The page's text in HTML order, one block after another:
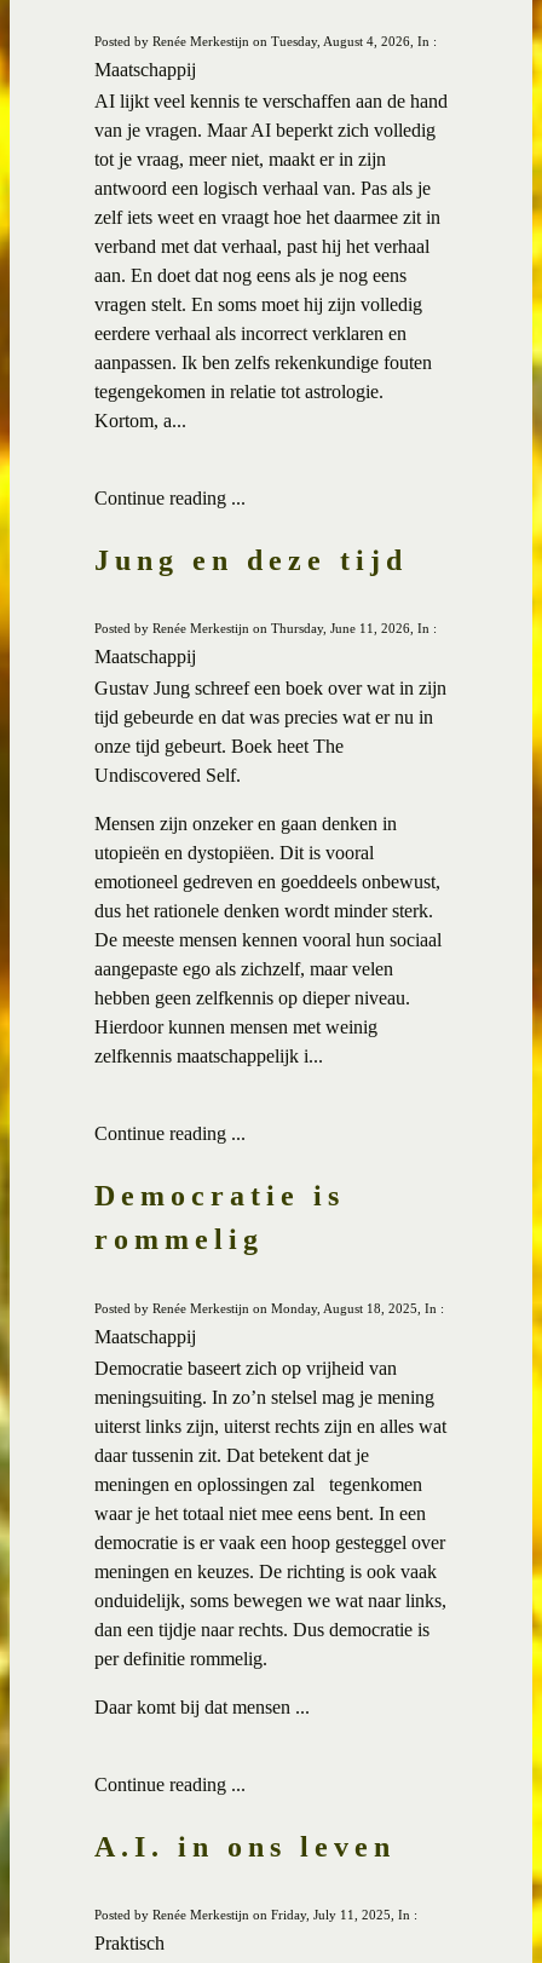
Posted by Renée Merkestijn on Tuesday, August 4, 2026, In :
Maatschappij
AI lijkt veel kennis te verschaffen aan de hand
van je vragen. Maar AI beperkt zich volledig
tot je vraag, meer niet, maakt er in zijn
antwoord een logisch verhaal van. Pas als je
zelf iets weet en vraagt hoe het daarmee zit in
verband met dat verhaal, past hij het verhaal
aan. En doet dat nog eens als je nog eens
vragen stelt. En soms moet hij zijn volledig
eerdere verhaal als incorrect verklaren en
aanpassen. Ik ben zelfs rekenkundige fouten
tegengekomen in relatie tot astrologie.
Kortom, a...
Continue reading ...
Jung en deze tijd
Posted by Renée Merkestijn on Thursday, June 11, 2026, In :
Maatschappij
Gustav Jung schreef een boek over wat in zijn
tijd gebeurde en dat was precies wat er nu in
onze tijd gebeurt. Boek heet The
Undiscovered Self.
Mensen zijn onzeker en gaan denken in
utopieën en dystopiëen. Dit is vooral
emotioneel gedreven en goeddeels onbewust,
dus het rationele denken wordt minder sterk.
De meeste mensen kennen vooral hun sociaal
aangepaste ego als zichzelf, maar velen
hebben geen zelfkennis op dieper niveau.
Hierdoor kunnen mensen met weinig
zelfkennis maatschappelijk i...
Continue reading ...
Democratie is
rommelig
Posted by Renée Merkestijn on Monday, August 18, 2025, In :
Maatschappij
Democratie baseert zich op vrijheid van
meningsuiting. In zo’n stelsel mag je mening
uiterst links zijn, uiterst rechts zijn en alles wat
daar tussenin zit. Dat betekent dat je
meningen en oplossingen zal tegenkomen
waar je het totaal niet mee eens bent. In een
democratie is er vaak een hoop gesteggel over
meningen en keuzes. De richting is ook vaak
onduidelijk, soms bewegen we wat naar links,
dan een tijdje naar rechts. Dus democratie is
per definitie rommelig.
Daar komt bij dat mensen ...
Continue reading ...
A.I. in ons leven
Posted by Renée Merkestijn on Friday, July 11, 2025, In :
Praktisch